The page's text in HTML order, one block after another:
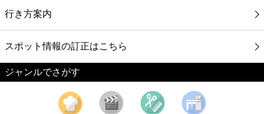
行き方案内
スポット情報の訂正はこちら
ジャンルでさがす